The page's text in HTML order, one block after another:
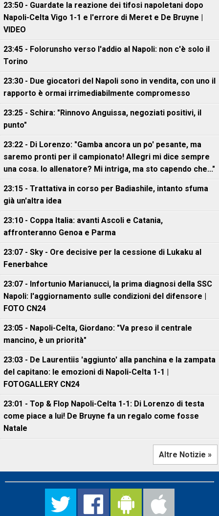
23:50 - Guardate la reazione dei tifosi napoletani dopo
Napoli-Celta Vigo 1-1 e l'errore di Meret e De Bruyne |
VIDEO
23:45 - Folorunsho verso l'addio al Napoli: non c'è solo il
Torino
23:30 - Due giocatori del Napoli sono in vendita, con uno il
rapporto è ormai irrimediabilmente compromesso
23:25 - Schira: "Rinnovo Anguissa, negoziati positivi, il
punto"
23:22 - Di Lorenzo: "Gamba ancora un po' pesante, ma
saremo pronti per il campionato! Allegri mi dice sempre
una cosa. Io allenatore? Mi intriga, ma sto capendo che..."
23:15 - Trattativa in corso per Badiashile, intanto sfuma
già un'altra idea
23:10 - Coppa Italia: avanti Ascoli e Catania,
affronteranno Genoa e Parma
23:07 - Sky - Ore decisive per la cessione di Lukaku al
Fenerbahce
23:07 - Infortunio Marianucci, la prima diagnosi della SSC
Napoli: l'aggiornamento sulle condizioni del difensore |
FOTO CN24
23:05 - Napoli-Celta, Giordano: "Va preso il centrale
mancino, è un priorità"
23:03 - De Laurentiis 'aggiunto' alla panchina e la zampata
del capitano: le emozioni di Napoli-Celta 1-1 |
FOTOGALLERY CN24
23:01 - Top & Flop Napoli-Celta 1-1: Di Lorenzo di testa
come piace a lui! De Bruyne fa un regalo come fosse
Natale
Altre Notizie »